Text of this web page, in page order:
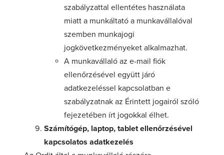
szabályzattal ellentétes használata
miatt a munkáltató a munkavállalóval
szemben munkajogi
jogkövetkezményeket alkalmazhat.
A munkavállaló az e-mail fiók
ellenőrzésével együtt járó
adatkezeléssel kapcsolatban e
szabályzatnak az Érintett jogairól szóló
fejezetében írt jogokkal élhet.
Számítógép, laptop, tablet ellenőrzésével
kapcsolatos adatkezelés